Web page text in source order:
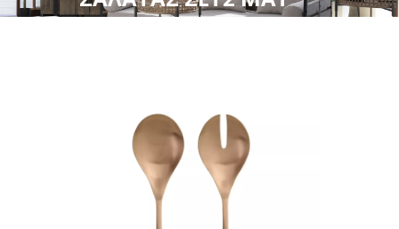
ΧΑΛΚΙΝΟ 24ΕΚ.